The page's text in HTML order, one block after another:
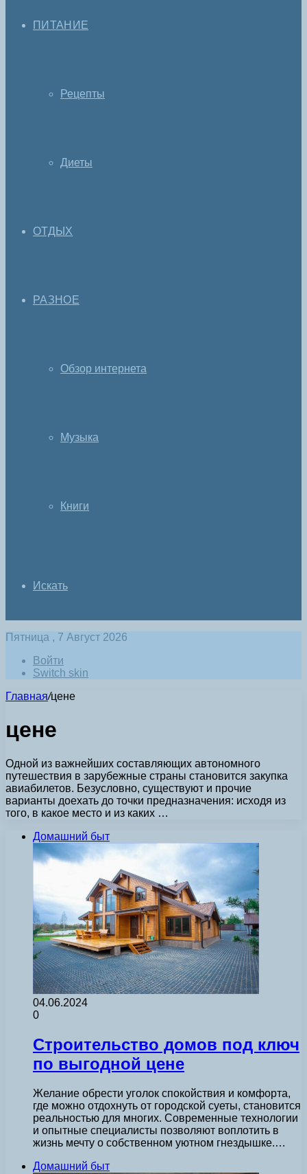
ПИТАНИЕ
Рецепты
Диеты
ОТДЫХ
РАЗНОЕ
Обзор интернета
Музыка
Книги
Искать
Пятница , 7 Август 2026
Войти
Switch skin
Главная/цене
цене
Одной из важнейших составляющих автономного
путешествия в зарубежные страны становится закупка
авиабилетов. Безусловно, существуют и прочие
варианты доехать до точки предназначения: исходя из
того, в какое место и из каких …
Домашний быт
04.06.2024
0
Строительство домов под ключ
по выгодной цене
Желание обрести уголок спокойствия и комфорта,
где можно отдохнуть от городской суеты, становится
реальностью для многих. Современные технологии
и опытные специалисты позволяют воплотить в
жизнь мечту о собственном уютном гнездышке.…
Домашний быт